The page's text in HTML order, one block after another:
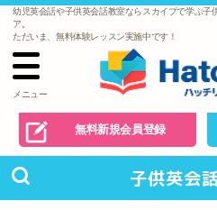
幼児英会話や子供英会話教室ならスカイプで学ぶ子
ア。
ただいま、無料体験レッスン実施中です！
メニュー
無料新規会員登録
子供英会